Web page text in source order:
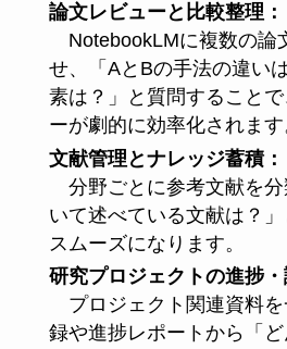
論文レビューと比較整理：
NotebookLMに複数の論
せ、「AとBの手法の違い
素は？」と質問すること
ーが劇的に効率化されます
文献管理とナレッジ蓄積：
分野ごとに参考文献を
いて述べている文献は？
スムーズになります。
研究プロジェクトの進捗・
プロジェクト関連資料
録や進捗レポートから「